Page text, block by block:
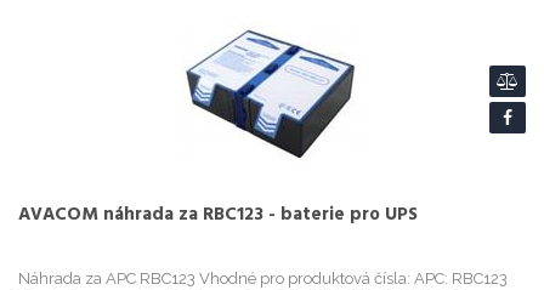
AVACOM náhrada za RBC123 - baterie pro UPS
Náhrada za APC RBC123 Vhodné pro produktová čísla: APC: RBC123